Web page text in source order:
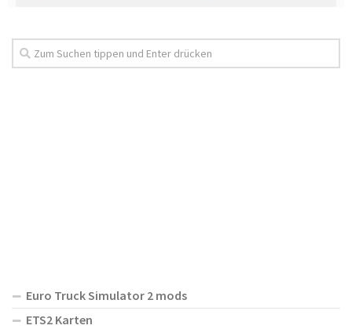
Euro Truck Simulator 2 mods
ETS2 Karten